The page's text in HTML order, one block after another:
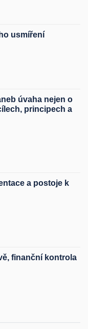
usmíření
úvaha nejen o
principech a
a postoje k
finanční kontrola